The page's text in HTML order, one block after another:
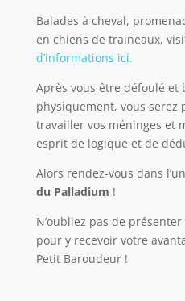
Balades à cheval,
en chiens de traineaux,
d’informations ici.
Après vous être défoulé et
physiquement, vous
travailler vos méninges et
esprit de logique et de
Alors rendez-vous dans
du Palladium !
N’oubliez pas de
pour y recevoir votre
Petit Baroudeur !